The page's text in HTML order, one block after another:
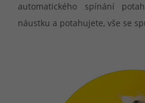
automatického spínání
náustku a potahujete, vše se